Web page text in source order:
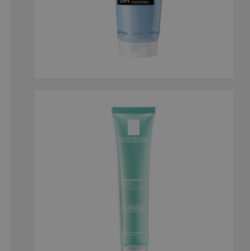
CookieScriptConsent